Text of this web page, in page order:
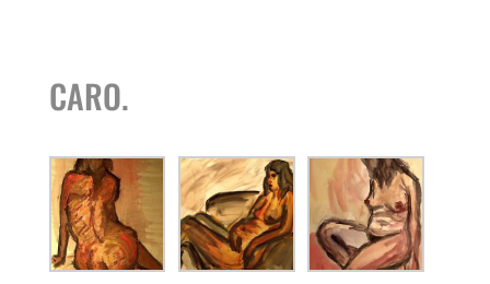
CARO.